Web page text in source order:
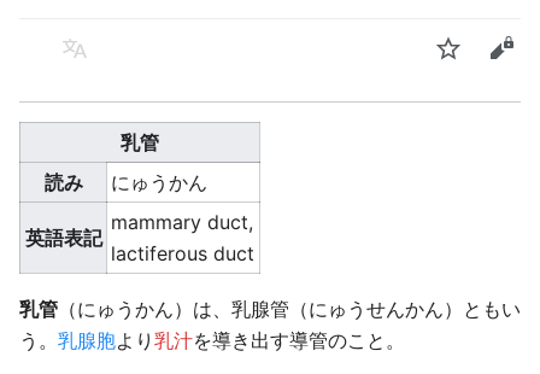
言語 ウォッチソ
乳管
読み
にゅうかん
英語表記
mammary duct,
lactiferous duct
乳管 （にゅうかん）は、乳腺管（にゅうせんかん）ともい
う。 乳腺胞より 乳汁を導き出す導管のこと。